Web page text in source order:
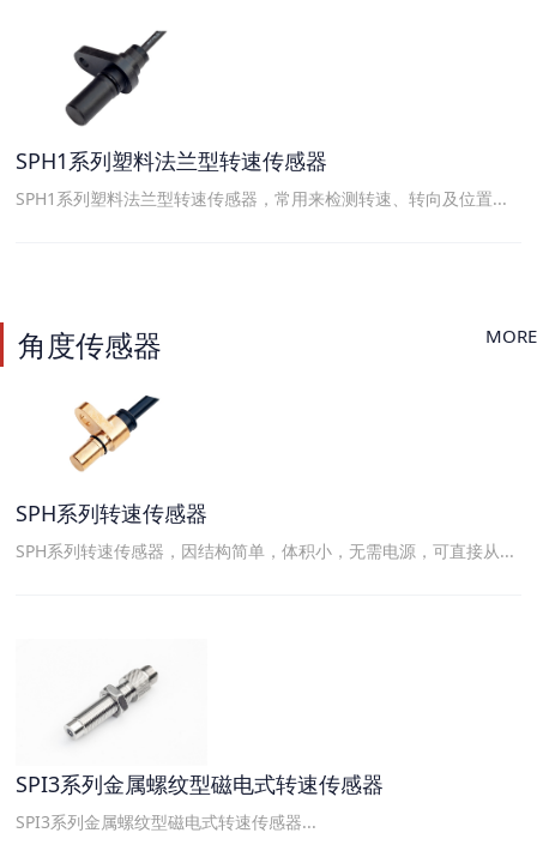
SPH1系列塑料法兰型转速传感器
SPH1系列塑料法兰型转速传感器，常用来检测转速、转向及位置...
角度传感器 MORE
SPH系列转速传感器
SPH系列转速传感器，因结构简单，体积小，无需电源，可直接从...
SPI3系列金属螺纹型磁电式转速传感器
SPI3系列金属螺纹型磁电式转速传感器...